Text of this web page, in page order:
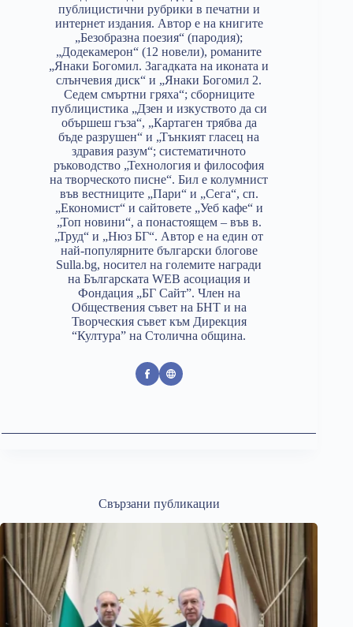
публицистични рубрики в печатни и
интернет издания. Автор е на книгите
„Безобразна поезия“ (пародия);
„Додекамерон“ (12 новели), романите
„Янаки Богомил. Загадката на иконата и
слънчевия диск“ и „Янаки Богомил 2.
Седем смъртни гряха“; сборниците
публицистика „Дзен и изкуството да си
обършеш гъза“, „Картаген трябва да
бъде разрушен“ и „Тънкият гласец на
здравия разум“; систематичното
ръководство „Технология и философия
на творческото писне“. Бил е колумнист
във вестниците „Пари“ и „Сега“, сп.
„Економист“ и сайтовете „Уеб кафе“ и
„Топ новини“, а понастоящем – във в.
„Труд“ и „Нюз БГ“. Автор е на един от
най-популярните български блогове
Sulla.bg, носител на големите награди
на Българската WEB асоциация и
Фондация „БГ Сайт”. Член на
Обществения съвет на БНТ и на
Творческия съвет към Дирекция
“Култура” на Столична община.
Свързани публикации